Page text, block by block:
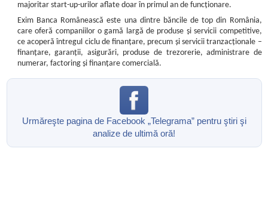
majoritar start-up-urilor aflate doar în primul an de funcționare.
Exim Banca Româneascăeste una dintre băncile de top din România,
careoferă companiilor o gamă largă de produse și servicii competitive,
ce acoperă întregul ciclu de finanțare, precum și servicii tranzacționale –
finanțare, garanții, asigurări, produse de trezorerie, administrare de
numerar, factoring și finanțare comercială.
Urmăreşte pagina de Facebook „Telegrama” pentru ştiri şi
analize de ultimă oră!